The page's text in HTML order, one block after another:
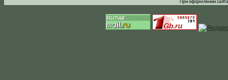
При оформлении